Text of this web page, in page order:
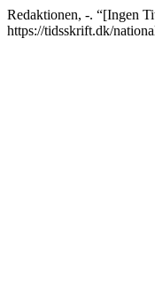
Redaktionen, -. “[Ingen
https://tidsskrift.dk/